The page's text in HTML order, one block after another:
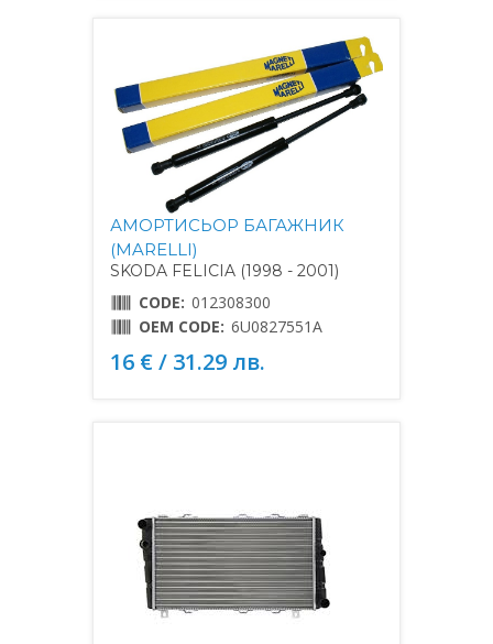
АМОРТИСЬОР БАГАЖНИК
(MARELLI)
SKODA FELICIA (1998 - 2001)
CODE: 012308300
OEM CODE: 6U0827551A
16 € / 31.29 лв.